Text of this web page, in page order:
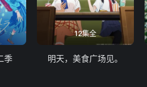
季
12集全
明天，美食广场见。